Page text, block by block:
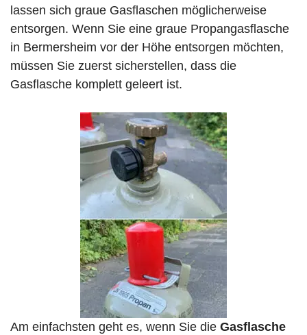
lassen sich graue Gasflaschen möglicherweise
entsorgen. Wenn Sie eine graue Propangasflasche
in Bermersheim vor der Höhe entsorgen möchten,
müssen Sie zuerst sicherstellen, dass die
Gasflasche komplett geleert ist.
Am einfachsten geht es, wenn Sie die Gasflasche